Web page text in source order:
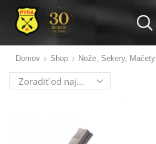
Domov Shop Nože, Sekery, Mačety